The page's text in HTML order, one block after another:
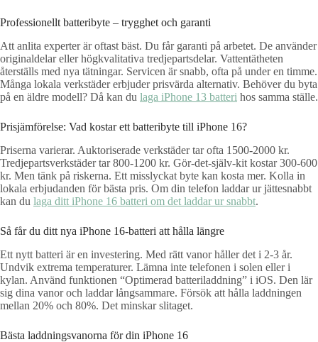
Professionellt batteribyte – trygghet och garanti
Att anlita experter är oftast bäst. Du får garanti på arbetet. De använder
originaldelar eller högkvalitativa tredjepartsdelar. Vattentätheten
återställs med nya tätningar. Servicen är snabb, ofta på under en timme.
Många lokala verkstäder erbjuder prisvärda alternativ. Behöver du byta
på en äldre modell? Då kan du laga iPhone 13 batteri hos samma ställe.
Prisjämförelse: Vad kostar ett batteribyte till iPhone 16?
Priserna varierar. Auktoriserade verkstäder tar ofta 1500-2000 kr.
Tredjepartsverkstäder tar 800-1200 kr. Gör-det-själv-kit kostar 300-600
kr. Men tänk på riskerna. Ett misslyckat byte kan kosta mer. Kolla in
lokala erbjudanden för bästa pris. Om din telefon laddar ur jättesnabbt
kan du laga ditt iPhone 16 batteri om det laddar ur snabbt.
Så får du ditt nya iPhone 16-batteri att hålla längre
Ett nytt batteri är en investering. Med rätt vanor håller det i 2-3 år.
Undvik extrema temperaturer. Lämna inte telefonen i solen eller i
kylan. Använd funktionen “Optimerad batteriladdning” i iOS. Den lär
sig dina vanor och laddar långsammare. Försök att hålla laddningen
mellan 20% och 80%. Det minskar slitaget.
Bästa laddningsvanorna för din iPhone 16